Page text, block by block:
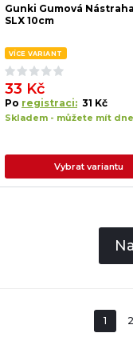
Gunki Gumová
SLX 10cm
VÍCE VARIANT
33 Kč
Po registraci: 31 Kč
Skladem - můžete mít
Vybrat variantu
1 2